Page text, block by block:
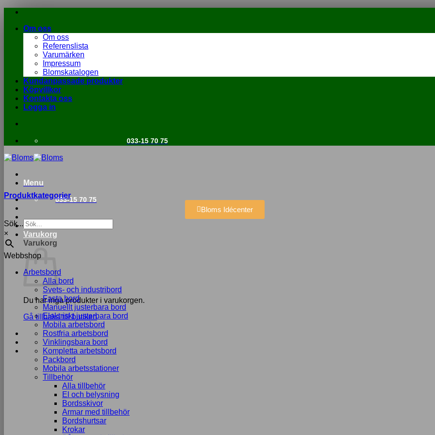
Om oss
Om oss
Referenslista
Varumärken
Impressum
Blomskatalogen
Kundanpassade produkter
Köpvillkor
Kontakta oss
Logga in
033-15 70 75
Menu
033-15 70 75
OFFERTLISTA
Varukorg
Varukorg
Du har inga produkter i varukorgen.
Gå tillbaka till butiken
Produktkategorier
Bloms Idécenter
Sök...
×
Webbshop
Arbetsbord
Alla bord
Svets- och industribord
Fasta bord
Manuellt justerbara bord
Elektriskt justerbara bord
Mobila arbetsbord
Rostfria arbetsbord
Vinklingsbara bord
Kompletta arbetsbord
Packbord
Mobila arbetsstationer
Tillbehör
Alla tillbehör
El och belysning
Bordsskivor
Armar med tillbehör
Bordshurtsar
Krokar